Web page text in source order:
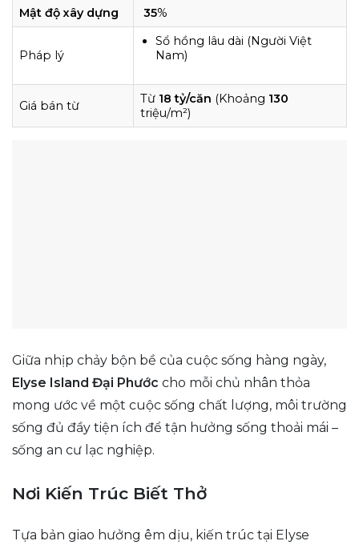
Mật độ xây dựng 35%
Pháp lý
Sổ hồng lâu dài (Người Việt
Nam)
Giá bán từ Từ 18 tỷ/căn (Khoảng 130
triệu/m²)
Giữa nhịp chảy bộn bề của cuộc sống hàng ngày,
Elyse Island Đại Phước cho mỗi chủ nhân thỏa
mong ước về một cuộc sống chất lượng, môi trường
sống đủ đầy tiện ích để tận hưởng sống thoải mái –
sống an cư lạc nghiệp.
Nơi Kiến Trúc Biết Thở
Tựa bản giao hưởng êm dịu, kiến trúc tại Elyse